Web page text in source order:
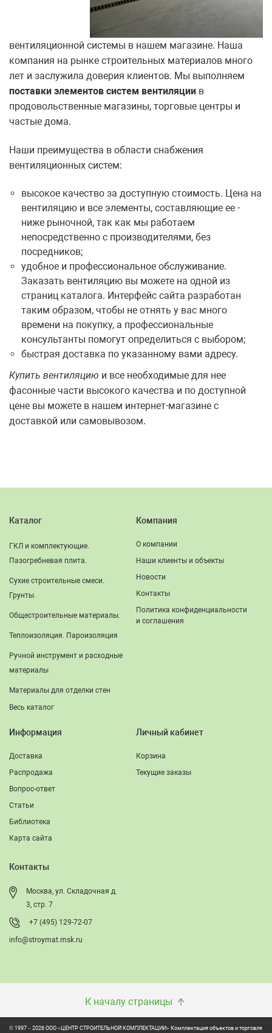
вентиляционной системы в нашем магазине. Наша
компания на рынке строительных материалов много
лет и заслужила доверия клиентов. Мы выполняем
поставки элементов систем вентиляции в
продовольственные магазины, торговые центры и
частые дома.
Наши преимущества в области снабжения
вентиляционных систем:
высокое качество за доступную стоимость. Цена на
вентиляцию и все элементы, составляющие ее -
ниже рыночной, так как мы работаем
непосредственно с производителями, без
посредников;
удобное и профессиональное обслуживание.
Заказать вентиляцию вы можете на одной из
страниц каталога. Интерфейс сайта разработан
таким образом, чтобы не отнять у вас много
времени на покупку, а профессиональные
консультанты помогут определиться с выбором;
быстрая доставка по указанному вами адресу.
Купить вентиляцию и все необходимые для нее
фасонные части высокого качества и по доступной
цене вы можете в нашем интернет-магазине с
доставкой или самовывозом.
Контакты
Москва, ул. Складочная д.
3, стр. 7
+7 (495) 129-72-07
info@stroymat.msk.ru
Каталог
ГКЛ и комплектующие.
Пазогребневая плита.
Сухие строительные смеси.
Грунты.
Общестроительные материалы.
Теплоизоляция. Пароизоляция
Ручной инструмент и расходные
материалы
Материалы для отделки стен
Весь каталог
Компания
О компании
Наши клиенты и объекты
Новости
Контакты
Политика конфиденциальности
и соглашения
Информация
Доставка
Распродажа
Вопрос-ответ
Статьи
Библиотека
Карта сайта
Личный кабинет
Корзина
Текущие заказы
К началу страницы
© 1997 – 2026 ООО «ЦЕНТР СТРОИТЕЛЬНОЙ КОМПЛЕКТАЦИИ» Комплектация объектов и торговля